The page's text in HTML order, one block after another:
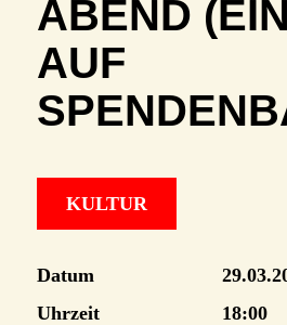
ABEND
AUF
KULTUR
Datum
Uhrzeit
18:00